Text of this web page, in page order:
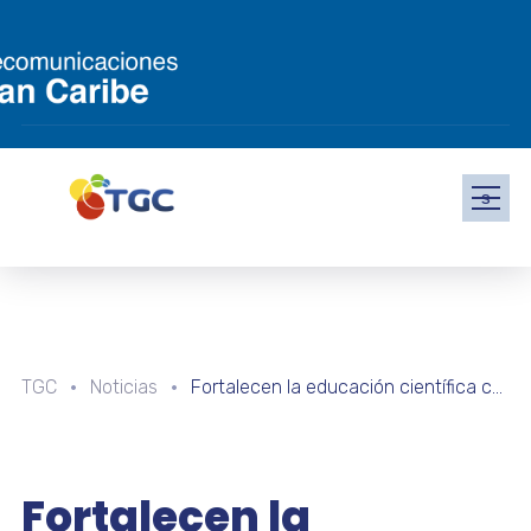
s
TGC Noticias Fortalecen la educación científica con los Semilleros Científicos en Falcón
Fortalecen la